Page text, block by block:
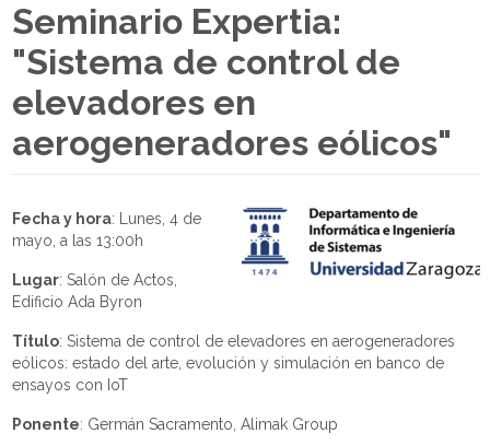
Seminario Expertia:
"Sistema de control de
elevadores en
aerogeneradores eólicos"
Fecha y hora: Lunes, 4 de
mayo, a las 13:00h
Lugar: Salón de Actos,
Edificio Ada Byron
Título: Sistema de control de elevadores en aerogeneradores
eólicos: estado del arte, evolución y simulación en banco de
ensayos con IoT
Ponente: Germán Sacramento, Alimak Group